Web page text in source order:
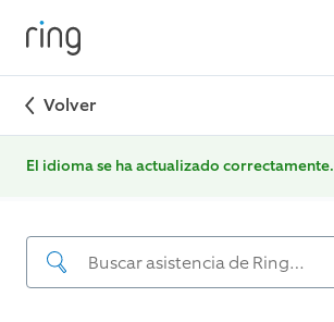
Volver
El idioma se ha actualizado correctamente.